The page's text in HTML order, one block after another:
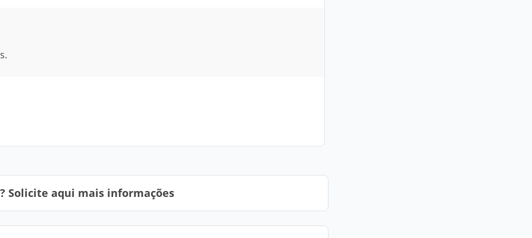
Solicite aqui mais informações